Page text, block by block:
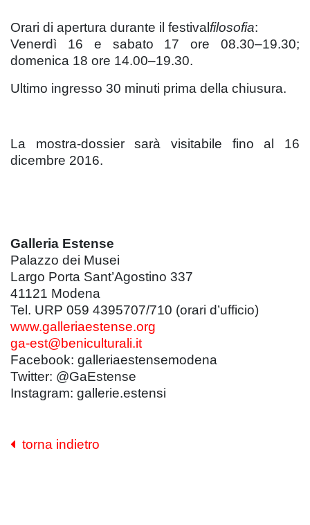
Orari di apertura durante il festivalfilosofia:
Venerdì 16 e sabato 17 ore 08.30–19.30;
domenica 18 ore 14.00–19.30.
Ultimo ingresso 30 minuti prima della chiusura.
La mostra-dossier sarà visitabile fino al 16
dicembre 2016.
Galleria Estense
Palazzo dei Musei
Largo Porta Sant’Agostino 337
41121 Modena
Tel. URP 059 4395707/710 (orari d’ufficio)
www.galleriaestense.org
ga-est@beniculturali.it
Facebook: galleriaestensemodena
Twitter: @GaEstense
Instagram: gallerie.estensi
torna indietro